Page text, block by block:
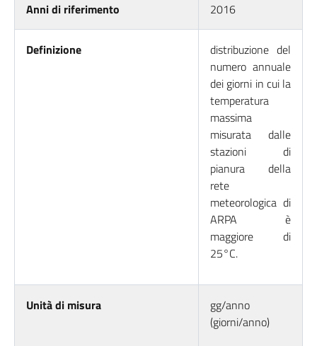
Anni di riferimento 2016
Definizione
distribuzione del
numero annuale
dei giorni in cui la
temperatura
massima
misurata dalle
stazioni di
pianura della
rete
meteorologica di
ARPA è
maggiore di
25°C.
Unità di misura
gg/anno
(giorni/anno)